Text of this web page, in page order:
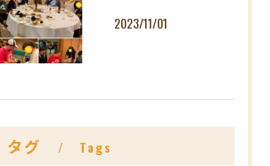
2023/11/01
タグ Tags